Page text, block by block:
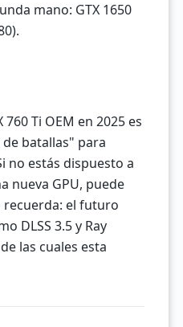
mano: GTX 1650
760 Ti OEM en 2025 es
batallas" para
no estás dispuesto a
nueva GPU, puede
recuerda: el futuro
DLSS 3.5 y Ray
las cuales esta